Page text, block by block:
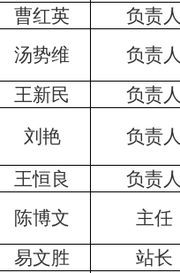
曹红英
负责人
汤势维
负责人
王新民
负责人
刘艳
负责人
王恒良
负责人
陈博文
主任
易文胜
站长